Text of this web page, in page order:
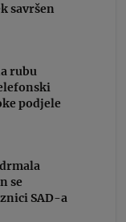
savršen
rubu
podjele
se
SAD-a